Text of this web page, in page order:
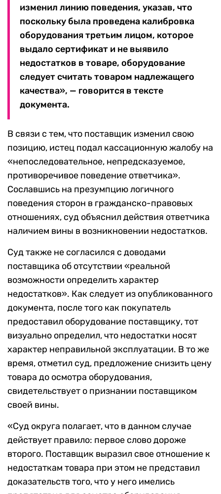
изменил линию поведения, указав, что
поскольку была проведена калибровка
оборудования третьим лицом, которое
выдало сертификат и не выявило
недостатков в товаре, оборудование
следует считать товаром надлежащего
качества», — говорится в тексте
документа.
В связи с тем, что поставщик изменил свою
позицию, истец подал кассационную жалобу на
«непоследовательное, непредсказуемое,
противоречивое поведение ответчика».
Сославшись на презумпцию логичного
поведения сторон в гражданско-правовых
отношениях, суд объяснил действия ответчика
наличием вины в возникновении недостатков.
Суд также не согласился с доводами
поставщика об отсутствии «реальной
возможности определить характер
недостатков». Как следует из опубликованного
документа, после того как покупатель
предоставил оборудование поставщику, тот
визуально определил, что недостатки носят
характер неправильной эксплуатации. В то же
время, отметил суд, предложение снизить цену
товара до осмотра оборудования,
свидетельствует о признании поставщиком
своей вины.
«Суд округа полагает, что в данном случае
действует правило: первое слово дороже
второго. Поставщик выразил свое отношение к
недостаткам товара при этом не представил
доказательств того, что у него имелись